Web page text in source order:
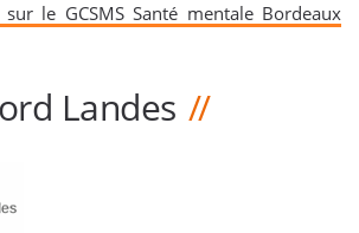
le GCSMS Santé mentale Bordeaux
Landes